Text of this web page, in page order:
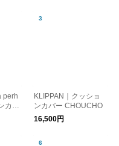
perh
バ
KLIPPAN｜クッショ
ンカバー CHOUCHO
16,500円